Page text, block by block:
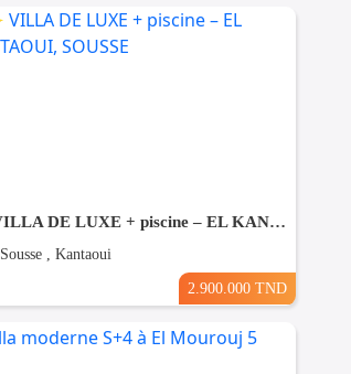
​✨ VILLA DE LUXE + piscine – EL KANTAOUI, SOUSSE
Sousse , Kantaoui
2.900.000 TND